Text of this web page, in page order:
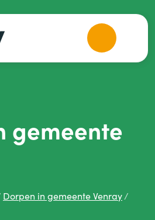
gemeente
Dorpen in gemeente Venray